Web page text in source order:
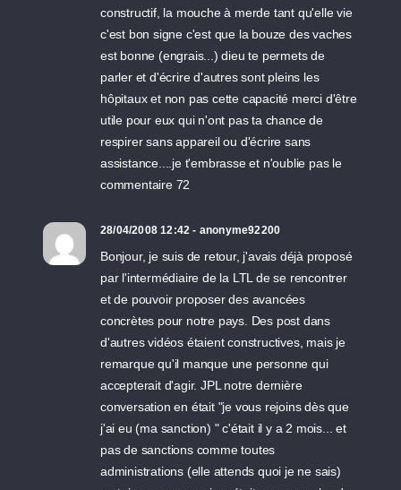
constructif, la mouche à merde tant qu'elle vie
c'est bon signe c'est que la bouze des vaches
est bonne (engrais...) dieu te permets de
parler et d'écrire d'autres sont pleins les
hôpitaux et non pas cette capacité merci d'être
utile pour eux qui n'ont pas ta chance de
respirer sans appareil ou d'écrire sans
assistance....je t'embrasse et n'oublie pas le
commentaire 72
28/04/2008 12:42 - anonyme92200
Bonjour, je suis de retour, j'avais déjà proposé
par l'intermédiaire de la LTL de se rencontrer
et de pouvoir proposer des avancées
concrètes pour notre pays. Des post dans
d'autres vidéos étaient constructives, mais je
remarque qu'il manque une personne qui
accepterait d'agir. JPL notre dernière
conversation en était "je vous rejoins dès que
j'ai eu (ma sanction) " c'était il y a 2 mois... et
pas de sanctions comme toutes
administrations (elle attends quoi je ne sais)